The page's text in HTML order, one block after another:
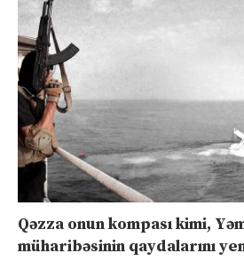
Qəzza onun kompası kimi,
müharibəsinin qaydalarını